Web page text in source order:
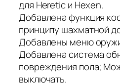
для Heretic и Hexen.
Добавлена ​​функция
принципу шахматной
Добавлены меню
Добавлена ​​система
повреждения пола;
выключать.